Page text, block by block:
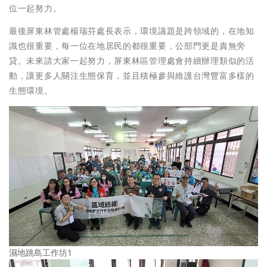
位一起努力。
最後屏東林管處楊瑞芬處長表示，環境議題是跨領域的，在地知
識也很重要，每一位在地居民的都很重要，公部門更是責無旁
貸。未來請大家一起努力，屏東林區管理處會持續辦理類似的活
動，讓更多人關注生態保育，並且積極參與維護台灣豐富多樣的
生態環境。
濕地跳島工作坊1